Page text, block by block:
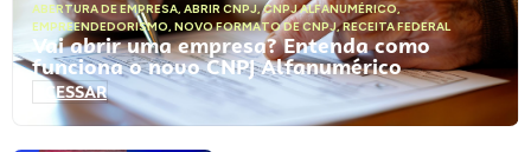
ABERTURA DE EMPRESA, ABRIR CNPJ,CNPJ ALFANUMÉRICO,
EMPREENDEDORISMO, NOVO FORMATO DE CNPJ,RECEITA FEDERAL
Vai abrir uma empresa? Entenda como
funciona o novo CNPJ Alfanumérico
ACESSAR